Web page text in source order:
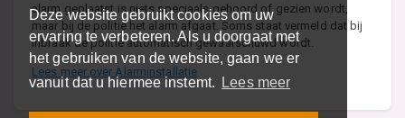
Deze website gebruikt cookies om uw
ervaring te verbeteren. Als u doorgaat met
het gebruiken van de website, gaan we er
vanuit dat u hiermee instemt.
Lees meer
alarm geplaatst is niets speciaals gehoord of gezien wordt,
maar bij de politie het alarm afgaat. Soms staat vermeld dat bij
inbraak de politie automatisch gewaarschuwd wordt.
Lees meer over Alarminstallatie